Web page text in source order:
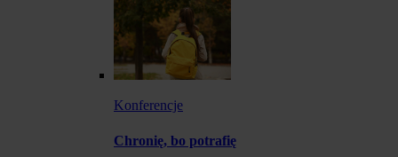
Konferencje
Chronię, bo potrafię